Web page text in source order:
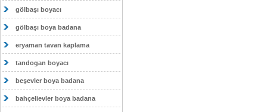
gölbaşı boyacı
gölbaşı boya badana
eryaman tavan kaplama
tandogan boyacı
beşevler boya badana
bahçelievler boya badana